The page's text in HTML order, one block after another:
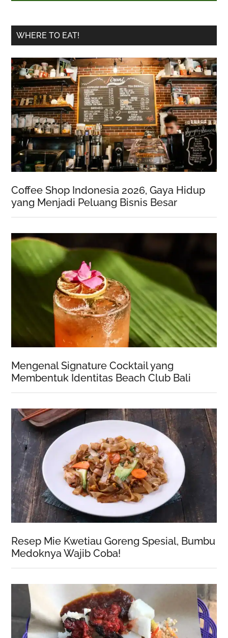
WHERE TO EAT!
Coffee Shop Indonesia 2026, Gaya Hidup
yang Menjadi Peluang Bisnis Besar
Mengenal Signature Cocktail yang
Membentuk Identitas Beach Club Bali
Resep Mie Kwetiau Goreng Spesial, Bumbu
Medoknya Wajib Coba!